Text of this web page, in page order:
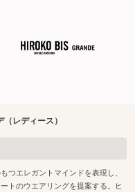
レディース）
つエレガントマインドを表現し、
トのウエアリングを提案する。ヒ